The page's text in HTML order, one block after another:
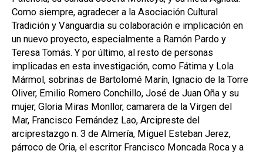
Como siempre, agradecer a la Asociación Cultural
Tradición y Vanguardia su colaboración e implicación en
un nuevo proyecto, especialmente a Ramón Pardo y
Teresa Tomás. Y por último, al resto de personas
implicadas en esta investigación, como Fátima y Lola
Mármol, sobrinas de Bartolomé Marín, Ignacio de la Torre
Oliver, Emilio Romero Conchillo, José de Juan Oña y su
mujer, Gloria Miras Monllor, camarera de la Virgen del
Mar, Francisco Fernández Lao, Arcipreste del
arciprestazgo n. 3 de Almería, Miguel Esteban Jerez,
párroco de Oria, el escritor Francisco Moncada Roca y a